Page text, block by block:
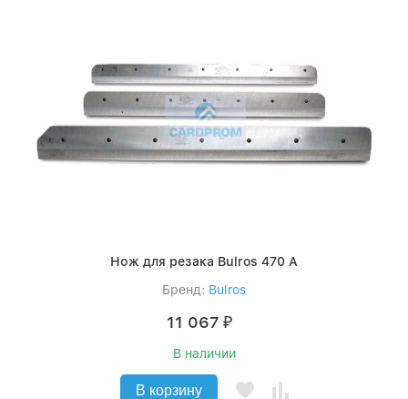
Нож для резака Bulros 470 A
Бренд: Bulros
11 067 ₽
В наличии
В корзину